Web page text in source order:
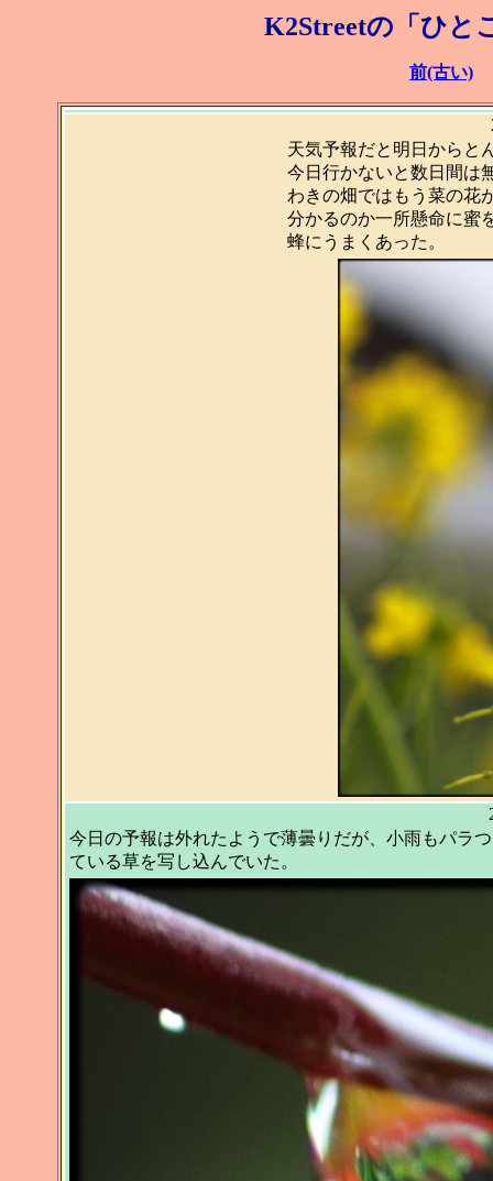
K2Streetの「ひと
前(古い)
天気予報だと明日からと
今日行かないと数日間は
わきの畑ではもう菜の花
分かるのか一所懸命に蜜
蜂にうまくあった。
今日の予報は外れたようで薄曇りだが、小雨もパラ
ている草を写し込んでいた。